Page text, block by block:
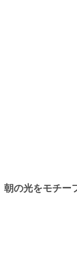
朝の光をモチー